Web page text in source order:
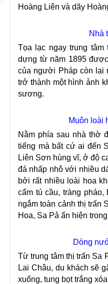
Hoàng Liên và dãy
Nhà
Tọa lạc ngay trung
dựng từ năm 1895
của người Pháp còn lại
trở thành một hình ảnh
sương.
Muôn loài
Nằm phía sau nhà thờ
tiếng mà bất cứ ai đến
Liên Sơn hùng vĩ, ở độ
đá nhấp nhô với nhiều
bởi rất nhiều loài hoa
cẩm tú cầu, tràng
ngắm toàn cảnh thị trấn
Hoa, Sa Pả ẩn hiện
Dòng
Từ trung tâm thị trấn Sa
Lai Châu, du khách sẽ
xuống, tung bọt trắng